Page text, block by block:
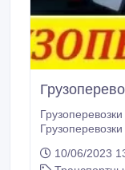
Грузоперевозки на Газели, по
Грузоперевозки по
мебели. Перевозка бытовой техники. Перевозка
10/06/2023